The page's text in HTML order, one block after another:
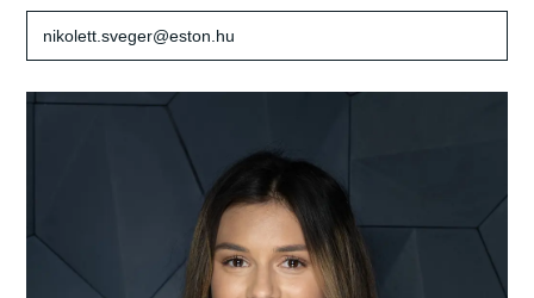
nikolett.sveger@eston.hu